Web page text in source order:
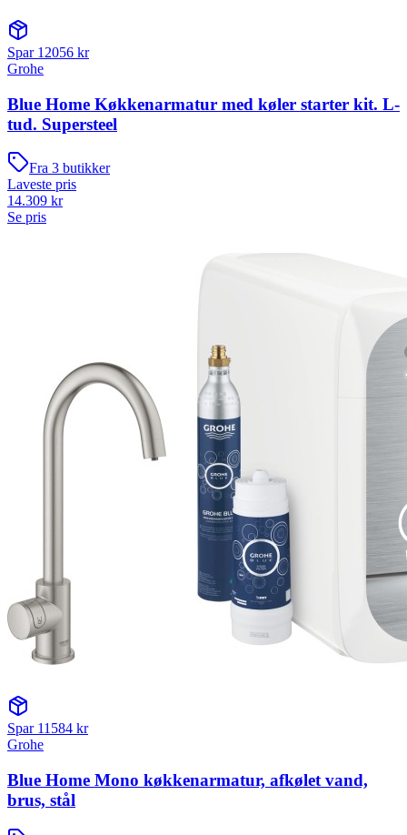
Spar 12056 kr
Grohe
Blue Home Køkkenarmatur med køler starter kit. L-
tud. Supersteel
Fra 3 butikker
Laveste pris
14.309 kr
Se pris
Spar 11584 kr
Grohe
Blue Home Mono køkkenarmatur, afkølet vand,
brus, stål